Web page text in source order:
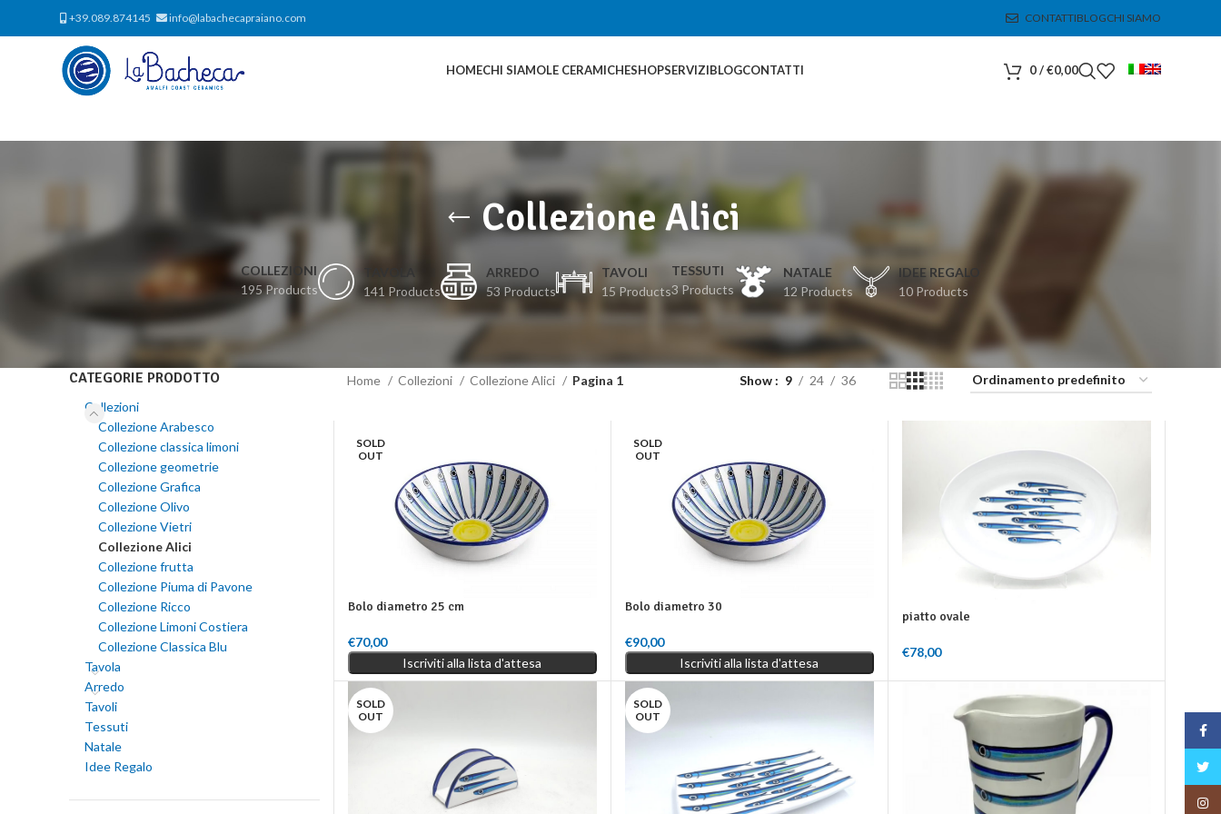
+39.089.874145 info@labachecapraiano.com CONTATTIBLOGCHI SIAMO
HOMECHI SIAMOLE CERAMICHESHOPSERVIZIBLOGCONTATTI 0/€0,00
Collezione Alici
COLLEZIONI
195 Products
141 Products
ARREDO
53 Products
TAVOLI
15 Products
TESSUTI
3 Products
NATALE
12 Products
IDEE REGALO
10 Products
CATEGORIE PRODOTTO
Collezioni
Collezione Arabesco
Collezione classica limoni
Collezione geometrie
Collezione Grafica
Collezione Olivo
Collezione Vietri
Collezione Alici
Collezione frutta
Collezione Piuma di Pavone
Collezione Ricco
Collezione Limoni Costiera
Collezione Classica Blu
Tavola
Arredo
Tavoli
Tessuti
Natale
Idee Regalo
Home Collezioni Collezione Alici Pagina 1 Show 9 24 36
SOLD
OUT
Bolo diametro 25 cm
€70,00
Leggi TuttoIscriviti alla lista d'attesa
SOLD
OUT
Bolo diametro 30
€90,00
Leggi TuttoIscriviti alla lista d'attesa
piatto ovale
€78,00
SOLD
OUT
SOLD
OUT